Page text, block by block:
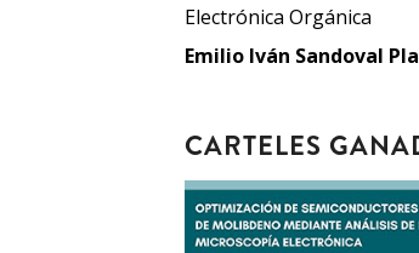
Electrónica Orgánica
Emilio Iván Sandoval
CARTELES